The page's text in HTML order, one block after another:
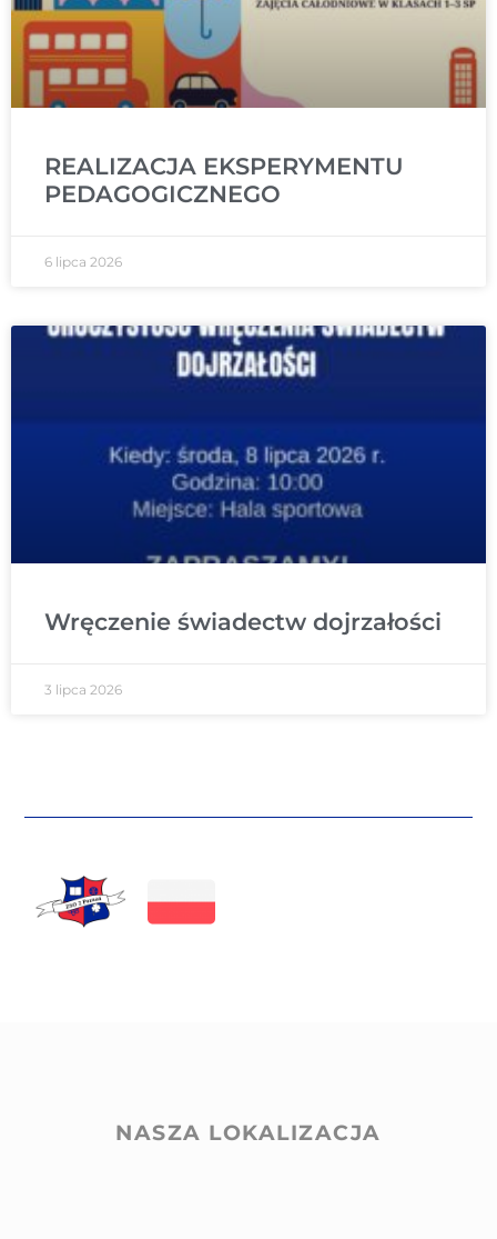
REALIZACJA EKSPERYMENTU
PEDAGOGICZNEGO
6 lipca 2026
Wręczenie świadectw dojrzałości
3 lipca 2026
NASZA LOKALIZACJA